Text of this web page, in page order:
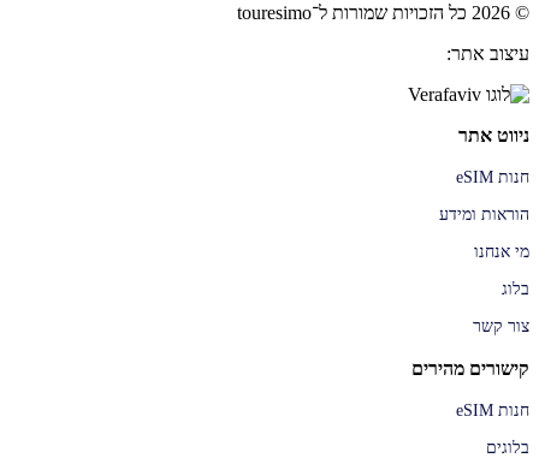
© 2026 כל הזכויות שמורות ל־touresimo
עיצוב אתר:
ניווט אתר
חנות eSIM
הוראות ומידע
מי אנחנו
בלוג
צור קשר
קישורים מהירים
חנות eSIM
בלוגים